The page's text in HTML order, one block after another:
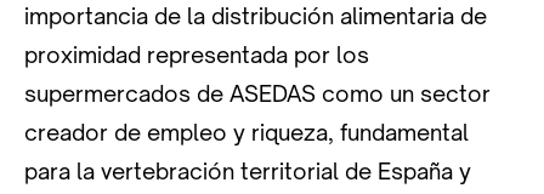
importancia de la distribución alimentaria de
proximidad representada por los
supermercados de ASEDAS como un sector
creador de empleo y riqueza, fundamental
para la vertebración territorial de España y